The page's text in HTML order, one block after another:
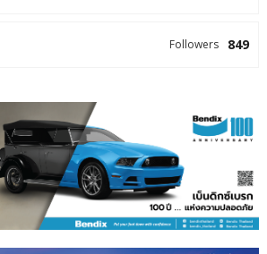
849
Followers